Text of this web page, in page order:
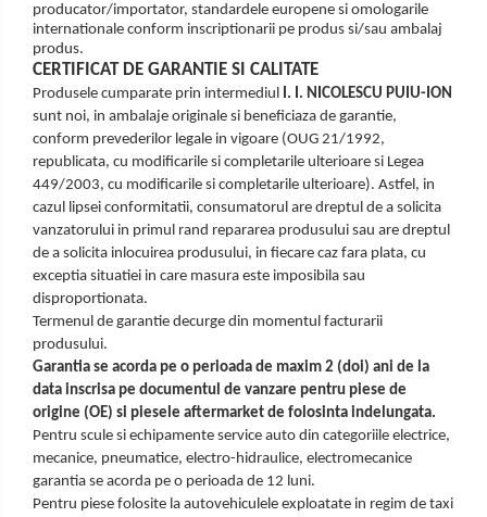
producator/importator, standardele europene si omologarile
internationale conform inscriptionarii pe produs si/sau ambalaj
produs.
CERTIFICAT DE GARANTIE SI CALITATE
Produsele cumparate prin intermediul
I. I. NICOLESCU PUIU-ION
sunt noi, in ambalaje originale si beneficiaza de garantie,
conform prevederilor legale in vigoare (OUG 21/1992,
republicata, cu modificarile si completarile ulterioare si Legea
449/2003, cu modificarile si completarile ulterioare). Astfel, in
cazul lipsei conformitatii, consumatorul are dreptul de a solicita
vanzatorului in primul rand repararea produsului sau are dreptul
de a solicita inlocuirea produsului, in fiecare caz fara plata, cu
exceptia situatiei in care masura este imposibila sau
disproportionata.
Termenul de garantie decurge din momentul facturarii
produsului.
Garantia se acorda pe o perioada de maxim 2 (doi) ani de la
data inscrisa pe documentul de vanzare pentru piese de
origine (OE) si piesele aftermarket de folosinta indelungata.
Pentru scule si echipamente service auto din categoriile electrice,
mecanice, pneumatice, electro-hidraulice, electromecanice
garantia se acorda pe o perioada de 12 luni.
Pentru piese folosite la autovehiculele exploatate in regim de taxi